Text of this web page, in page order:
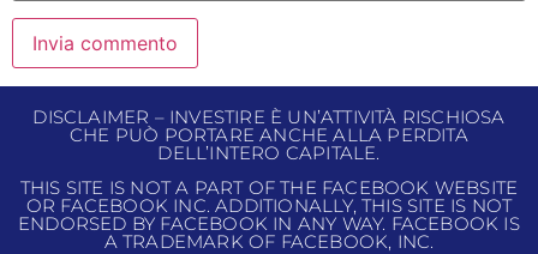
DISCLAIMER – INVESTIRE È UN’ATTIVITÀ RISCHIOSA
CHE PUÒ PORTARE ANCHE ALLA PERDITA
DELL’INTERO CAPITALE.
THIS SITE IS NOT A PART OF THE FACEBOOK WEBSITE
OR FACEBOOK INC. ADDITIONALLY, THIS SITE IS NOT
ENDORSED BY FACEBOOK IN ANY WAY. FACEBOOK IS
A TRADEMARK OF FACEBOOK, INC.